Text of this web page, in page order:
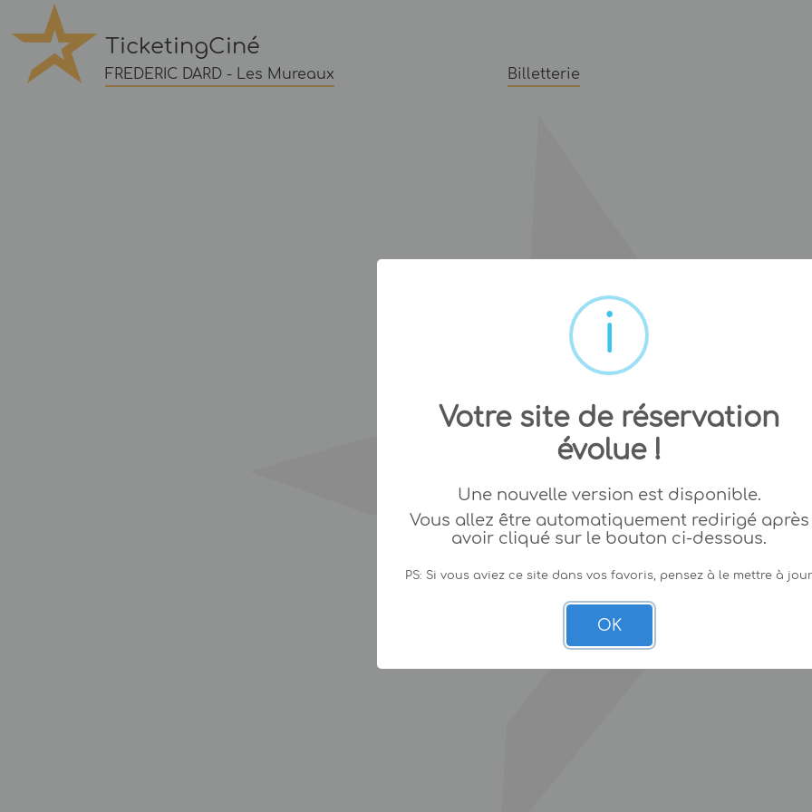
TicketingCiné
FREDERIC DARD - Les Mureaux Billetterie
Votre site de réservation
évolue !
Une nouvelle version est disponible.
Vous allez être automatiquement redirigé après
avoir cliqué sur le bouton ci-dessous.
PS: Si vous aviez ce site dans vos favoris, pensez à le mettre à
OK